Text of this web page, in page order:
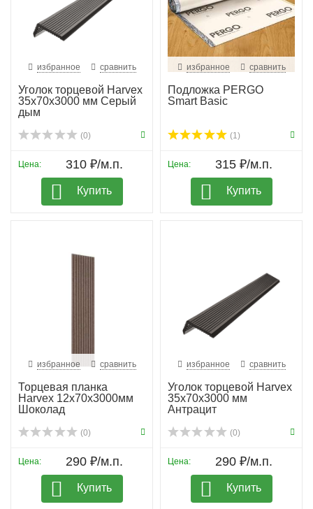
избранное сравнить
Уголок торцевой Harvex
35х70х3000 мм Серый
дым
(0)
Цена: 310 ₽/м.п.
Купить
избранное сравнить
Подложка PERGO
Smart Basic
(1)
Цена: 315 ₽/м.п.
Купить
избранное сравнить
Торцевая планка
Harvex 12х70х3000мм
Шоколад
(0)
Цена: 290 ₽/м.п.
Купить
избранное сравнить
Уголок торцевой Harvex
35х70х3000 мм
Антрацит
(0)
Цена: 290 ₽/м.п.
Купить